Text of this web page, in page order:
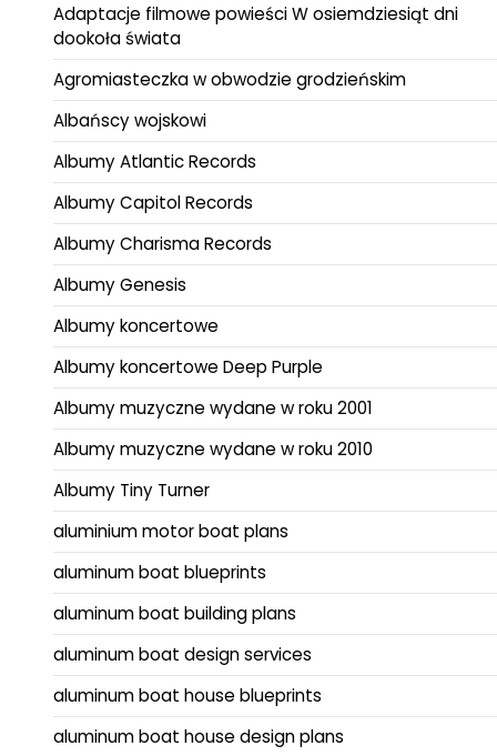
Adaptacje filmowe powieści W osiemdziesiąt dni
dookoła świata
Agromiasteczka w obwodzie grodzieńskim
Albańscy wojskowi
Albumy Atlantic Records
Albumy Capitol Records
Albumy Charisma Records
Albumy Genesis
Albumy koncertowe
Albumy koncertowe Deep Purple
Albumy muzyczne wydane w roku 2001
Albumy muzyczne wydane w roku 2010
Albumy Tiny Turner
aluminium motor boat plans
aluminum boat blueprints
aluminum boat building plans
aluminum boat design services
aluminum boat house blueprints
aluminum boat house design plans